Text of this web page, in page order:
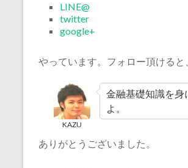
LINE@
twitter
google+
やっています。フォロー頂ける
KAZU
金融基礎知識を身
よ。
ありがとうございました。